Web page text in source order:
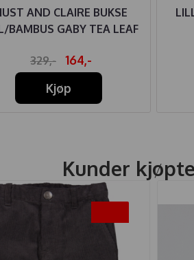
AND CLAIRE BUKSE
BAMBUS GABY TEA LEAF
329,-
164,-
Kjøp
Kunder